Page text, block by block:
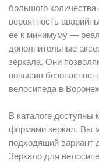
большого
вероятность
ее к минимуму —
дополнительные
зеркала. Они
повысив
велосипеда в
В каталоге доступны
формами зеркал. Вы
подходящий вариант
Зеркало для